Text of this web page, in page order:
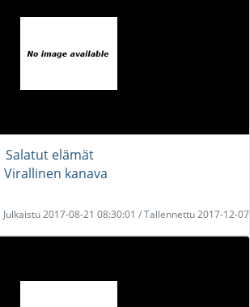
Salatut elämät
kanava
Julkaistu 2017-08-21 08:30:01 / Tallennettu 2017-12-07